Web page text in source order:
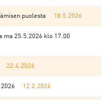
puolesta 18.5.2026
ma 25.5.2026 klo 17.00
22.4.2026
12.2.2026